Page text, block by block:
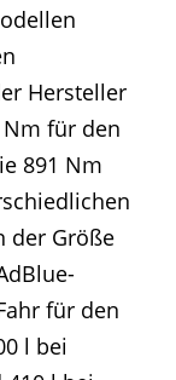
Hersteller
für den
891 Nm
der Größe
für den
l bei